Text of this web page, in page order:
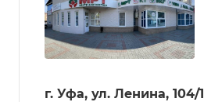
г. Уфа, ул. Ленина, 104/1